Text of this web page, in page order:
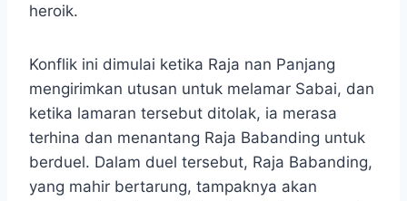
heroik.
Konflik ini dimulai ketika Raja nan Panjang
mengirimkan utusan untuk melamar Sabai, dan
ketika lamaran tersebut ditolak, ia merasa
terhina dan menantang Raja Babanding untuk
berduel. Dalam duel tersebut, Raja Babanding,
yang mahir bertarung, tampaknya akan